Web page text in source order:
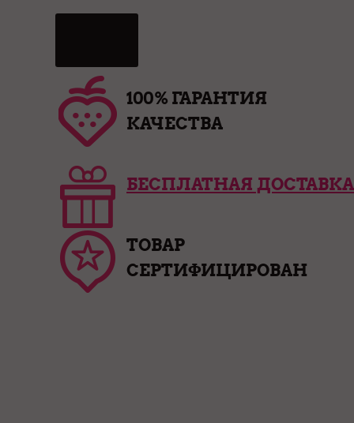
100% ГАРАНТИЯ
КАЧЕСТВА
БЕСПЛАТНАЯ ДОСТАВКА
ТОВАР
СЕРТИФИЦИРОВАН